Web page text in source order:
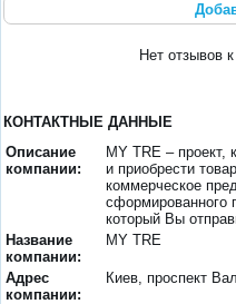
Нет отзывов
КОНТАКТНЫЕ ДАННЫЕ
Описание
компании:
MY TRE – проект,
и приобрести
коммерческое
сформированного
который Вы
Название
компании:
MY TRE
Адрес
компании:
Киев, проспект